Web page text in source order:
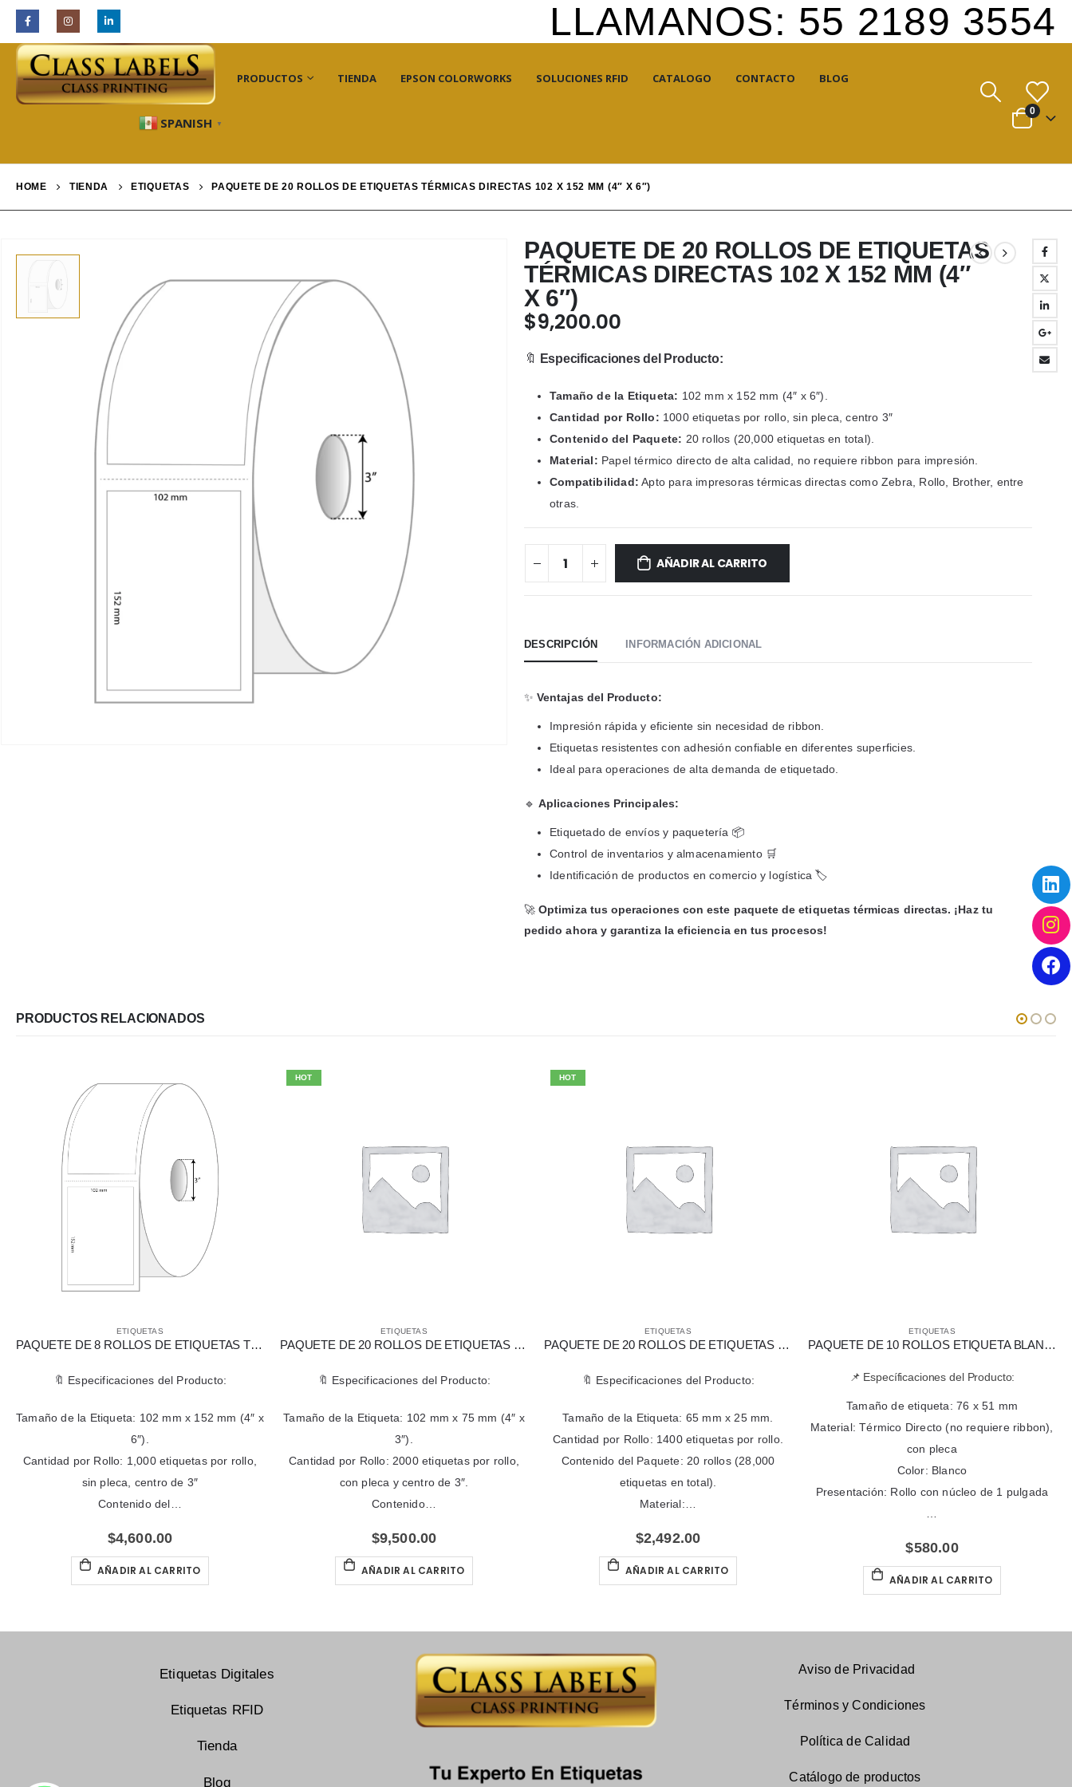
LLAMANOS: 55 2189 3554
INDUSTRIAS PRODUCTOS TIENDA EPSON COLORWORKS SOLUCIONES RFID CATALOGO CONTACTO BLOG
SPANISH ▼
0
HOME TIENDA ETIQUETAS PAQUETE DE 20 ROLLOS DE ETIQUETAS TÉRMICAS DIRECTAS 102 X 152 MM (4″ X 6″)
PAQUETE DE 20 ROLLOS DE ETIQUETAS
TÉRMICAS DIRECTAS 102 X 152 MM (4″
X 6″)
$9,200.00
🔖 Especificaciones del Producto:
Tamaño de la Etiqueta: 102 mm x 152 mm (4″ x 6″).
Cantidad por Rollo: 1000 etiquetas por rollo, sin pleca, centro 3″
Contenido del Paquete: 20 rollos (20,000 etiquetas en total).
Material: Papel térmico directo de alta calidad, no requiere ribbon para impresión.
Compatibilidad: Apto para impresoras térmicas directas como Zebra, Rollo, Brother, entre
otras.
AÑADIR AL CARRITO
DESCRIPCIÓN INFORMACIÓN ADICIONAL
✨Ventajas del Producto:
Impresión rápida y eficiente sin necesidad de ribbon.
Etiquetas resistentes con adhesión confiable en diferentes superficies.
Ideal para operaciones de alta demanda de etiquetado.
🔹Aplicaciones Principales:
Etiquetado de envíos y paquetería 📦
Control de inventarios y almacenamiento 🛒
Identificación de productos en comercio y logística 🏷️
🚀Optimiza tus operaciones con este paquete de etiquetas térmicas directas. ¡Haz tu
pedido ahora y garantiza la eficiencia en tus procesos!
PRODUCTOS RELACIONADOS
ETIQUETAS
PAQUETE DE 8 ROLLOS DE ETIQUETAS TÉRMICAS DIRECTAS 102 MM X 152 MM (4″ X 6″)
🔖 Especificaciones del Producto:
Tamaño de la Etiqueta: 102 mm x 152 mm (4″ x
6″).
Cantidad por Rollo: 1,000 etiquetas por rollo,
sin pleca, centro de 3″
Contenido del…
$4,600.00
AÑADIR AL CARRITO
HOT
ETIQUETAS
PAQUETE DE 20 ROLLOS DE ETIQUETAS BLANCAS DE TRANSFERENCIA TÉRMICA 102 X 75 MM (4″ X 3″)
🔖 Especificaciones del Producto:
Tamaño de la Etiqueta: 102 mm x 75 mm (4″ x
3″).
Cantidad por Rollo: 2000 etiquetas por rollo,
con pleca y centro de 3″.
Contenido…
$9,500.00
AÑADIR AL CARRITO
HOT
ETIQUETAS
PAQUETE DE 20 ROLLOS DE ETIQUETAS DE TRANSFERENCIA TÉRMICA 65 X 25 MM
🔖 Especificaciones del Producto:
Tamaño de la Etiqueta: 65 mm x 25 mm.
Cantidad por Rollo: 1400 etiquetas por rollo.
Contenido del Paquete: 20 rollos (28,000
etiquetas en total).
Material:…
$2,492.00
AÑADIR AL CARRITO
ETIQUETAS
PAQUETE DE 10 ROLLOS ETIQUETA BLANCA TÉRMICA DIRECTA 76 X 51 MM
📌 Específicaciones del Producto:
Tamaño de etiqueta: 76 x 51 mm
Material: Térmico Directo (no requiere ribbon),
con pleca
Color: Blanco
Presentación: Rollo con núcleo de 1 pulgada
$580.00
AÑADIR AL CARRITO
Etiquetas Digitales
Etiquetas RFID
Tienda
Blog
Aviso de Privacidad
Términos y Condiciones
Política de Calidad
Catálogode productos